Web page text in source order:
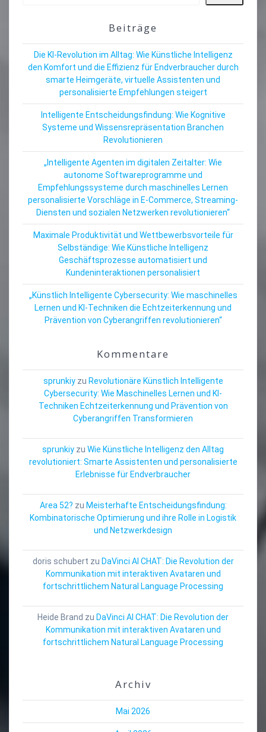
Beiträge
Die KI-Revolution im Alltag: Wie Künstliche Intelligenz
den Komfort und die Effizienz für Endverbraucher durch
smarte Heimgeräte, virtuelle Assistenten und
personalisierte Empfehlungen steigert
Intelligente Entscheidungsfindung: Wie Kognitive
Systeme und Wissensrepräsentation Branchen
Revolutionieren
„Intelligente Agenten im digitalen Zeitalter: Wie
autonome Softwareprogramme und
Empfehlungssysteme durch maschinelles Lernen
personalisierte Vorschläge in E-Commerce, Streaming-
Diensten und sozialen Netzwerken revolutionieren“
Maximale Produktivität und Wettbewerbsvorteile für
Selbständige: Wie Künstliche Intelligenz
Geschäftsprozesse automatisiert und
Kundeninteraktionen personalisiert
„Künstlich Intelligente Cybersecurity: Wie maschinelles
Lernen und KI-Techniken die Echtzeiterkennung und
Prävention von Cyberangriffen revolutionieren“
Kommentare
sprunkiyzu Revolutionäre Künstlich Intelligente
Cybersecurity: Wie Maschinelles Lernen und KI-
Techniken Echtzeiterkennung und Prävention von
Cyberangriffen Transformieren
sprunkiy zu Wie Künstliche Intelligenz den Alltag
revolutioniert: Smarte Assistenten und personalisierte
Erlebnisse für Endverbraucher
Area 52? zu Meisterhafte Entscheidungsfindung:
Kombinatorische Optimierung und ihre Rolle in Logistik
und Netzwerkdesign
doris schubert zu DaVinci AI CHAT: Die Revolution der
Kommunikation mit interaktiven Avataren und
fortschrittlichem Natural Language Processing
Heide Brand zu DaVinci AI CHAT: Die Revolution der
Kommunikation mit interaktiven Avataren und
fortschrittlichem Natural Language Processing
Archiv
Mai 2026